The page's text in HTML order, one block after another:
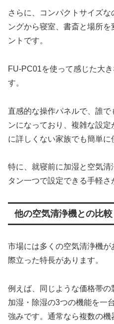
さらに、コンパクトサイズ
ングから寝室、書斎と場所
ントです。
FU-PC01を使って感じた大
す。
直感的な操作パネルで、誰
ンになっており、複雑な設
に詳しくない家族でも簡単に
特に、就寝前に加湿と空気
タン一つで設定できる手軽さ
他の空気清浄機との比較
市場には多くの空気清浄機
際立った特長があります。
例えば、同じような価格帯の
加湿・除湿の3つの機能を一
強みです。通常なら複数の